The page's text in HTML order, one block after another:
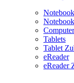
Notebook
Computer
Tablets
Tablet
eReader
eReader